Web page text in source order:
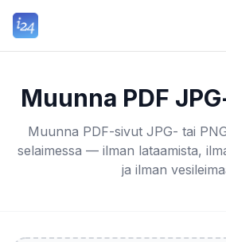
Muunna PDF
Muunna PDF-sivut JPG- tai
selaimessa — ilman lataamista,
ja ilman